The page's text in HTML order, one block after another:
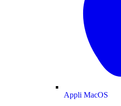
Appli MacOS